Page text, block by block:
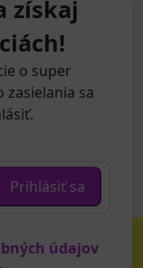
získaj
o super
zasielania sa
Prihlásiť sa
údajov